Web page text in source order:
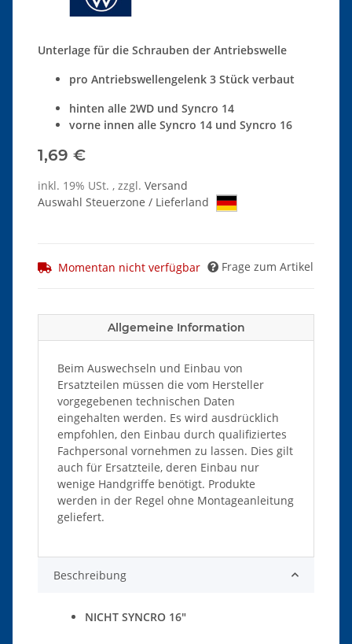
Unterlage für die Schrauben der Antriebswelle
pro Antriebswellengelenk 3 Stück verbaut
hinten alle 2WD und Syncro 14
vorne innen alle Syncro 14 und Syncro 16
1,69 €
inkl. 19% USt. , zzgl. Versand
Auswahl Steuerzone / Lieferland
Momentan nicht verfügbar Frage zum Artikel
Allgemeine Information
Beim Auswechseln und Einbau von
Ersatzteilen müssen die vom Hersteller
vorgegebenen technischen Daten
eingehalten werden. Es wird ausdrücklich
empfohlen, den Einbau durch qualifiziertes
Fachpersonal vornehmen zu lassen. Dies gilt
auch für Ersatzteile, deren Einbau nur
wenige Handgriffe benötigt. Produkte
werden in der Regel ohne Montageanleitung
geliefert.
Beschreibung
NICHT SYNCRO 16"